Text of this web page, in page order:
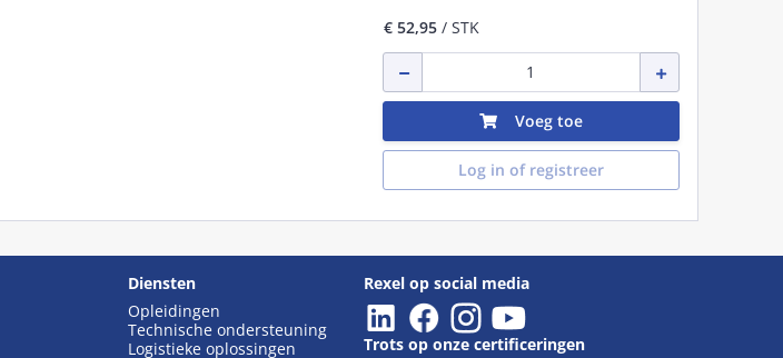
€ 52,95/ STK
Voeg toe
Log in of registreer
Diensten
Opleidingen
Technische ondersteuning
Logistieke oplossingen
Rexel op social media
Trots op onze certificeringen